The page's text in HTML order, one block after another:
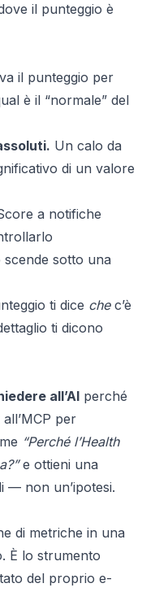
il punteggio è
il punteggio per
è il “normale” del
Un calo da
di un valore
a notifiche
scende sotto una
ti dice chec’è
ti dicono
all’AI perché
MCP per
“Perché l’Health
e ottieni una
— non un’ipotesi.
di metriche in una
È lo strumento
del proprio e-